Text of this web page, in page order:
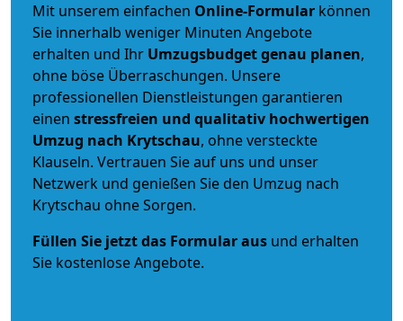
Mit unserem einfachen Online-Formular können
Sie innerhalb weniger Minuten Angebote
erhalten und Ihr Umzugsbudgetgenau planen,
ohne böse Überraschungen. Unsere
professionellen Dienstleistungen garantieren
einen stressfreien und qualitativ hochwertigen
Umzug nach Krytschau, ohne versteckte
Klauseln. Vertrauen Sie auf uns und unser
Netzwerk und genießen Sie den Umzug nach
Krytschau ohne Sorgen.
Füllen Sie jetzt das Formular aus und erhalten
Sie kostenlose Angebote.